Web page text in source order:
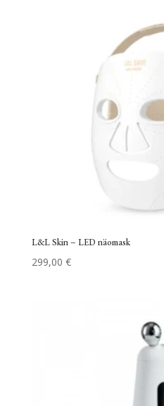
L&L Skin – LED näomask
299,00 €